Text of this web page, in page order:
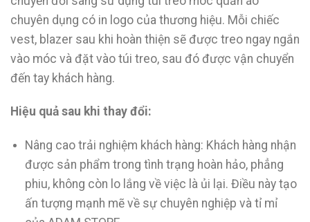
chuyên dụng có in logo của thương hiệu. Mỗi chiếc
vest, blazer sau khi hoàn thiện sẽ được treo ngay ngắn
vào móc và đặt vào túi treo, sau đó được vận chuyển
đến tay khách hàng.
Hiệu quả sau khi thay đổi:
Nâng cao trải nghiệm khách hàng: Khách hàng nhận
được sản phẩm trong tình trạng hoàn hảo, phẳng
phiu, không còn lo lắng về việc là ủi lại. Điều này tạo
ấn tượng mạnh mẽ về sự chuyên nghiệp và tỉ mỉ